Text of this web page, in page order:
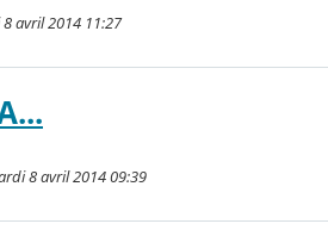
avril 2014 11:27
8 avril 2014 09:39